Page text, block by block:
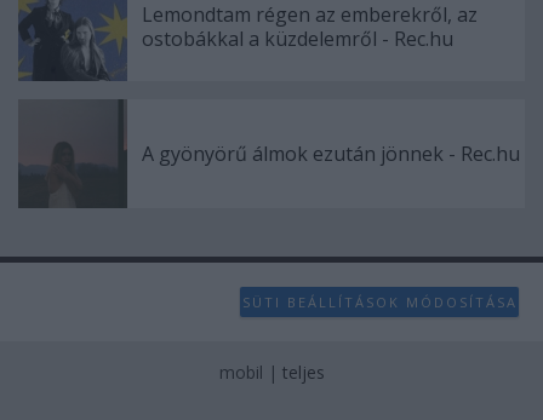
Lemondtam régen az emberekről, az
ostobákkal a küzdelemről - Rec.hu
A gyönyörű álmok ezután jönnek - Rec.hu
SÜTI BEÁLLÍTÁSOK MÓDOSÍTÁSA
mobil | teljes